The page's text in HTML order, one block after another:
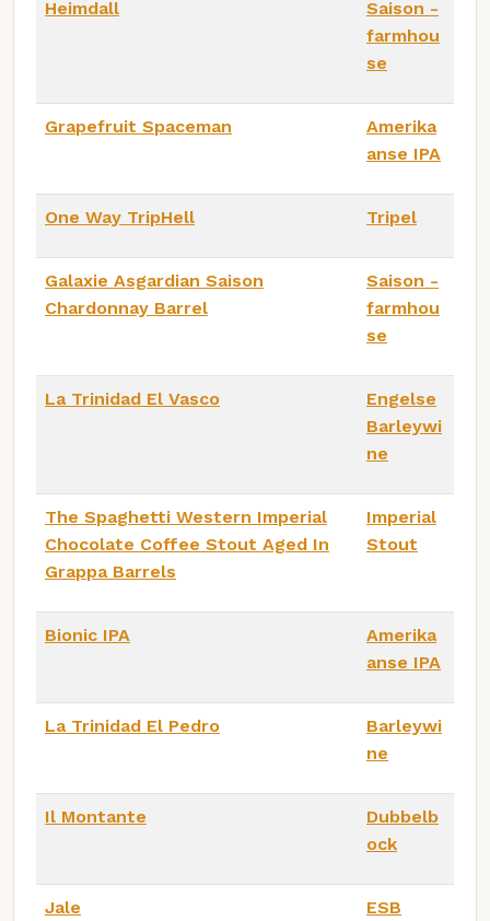
Heimdall
Saison -
farmhou
se
Grapefruit Spaceman
Amerika
anse IPA
One Way TripHell Tripel
Galaxie Asgardian Saison
Chardonnay Barrel
Saison -
farmhou
se
La Trinidad El Vasco
Engelse
Barleywi
ne
The Spaghetti Western Imperial
Chocolate Coffee Stout Aged In
Grappa Barrels
Imperial
Stout
Bionic IPA
Amerika
anse IPA
La Trinidad El Pedro
Barleywi
ne
Il Montante
Dubbelb
ock
Jale ESB